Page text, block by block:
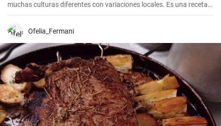
muchas culturas diferentes con variaciones locales. Es una receta
sencilla y deliciosa que consiste en una pieza jugosa de lomo de
antes de ser asado hasta quedar tierno y sabroso. Es excelente
Ofelia_Fermani